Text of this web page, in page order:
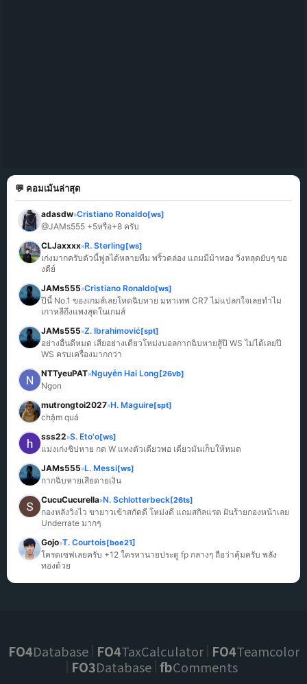
💬 คอมเม้นล่าสุด
adasdw»Cristiano Ronaldo[ws]
@JAMs555 +5หรือ+8 ครับ
CLJaxxxx»R. Sterling[ws]
เก่งมากครับตัวนี้ฟูลได้หลายทีม พริ้วคล่อง แถมมีม้าทอง วิ่งหลุดยับๆ ขอ
งดีย์
JAMs555»Cristiano Ronaldo[ws]
ปีนี้ No.1 ของเกมส์เลยโหดฉิบหาย มหาเทพ CR7 ไม่แปลกใจเลยทำไม
เกาหลีถึงแพงสุดในเกมส์
JAMs555»Z. Ibrahimović[spt]
อย่างอื่นดีหมด เสียอย่างเดียวโหม่งบอลกากฉิบหายสู้ปี WS ไม่ได้เลยปี
WS ครบเครื่องมากกว่า
NTTyeuPAT»Nguyễn Hai Long[26vb]
Ngon
mutrongtoi2027»H. Maguire[spt]
chậm quá
sss22»S. Eto'o[ws]
แม่งเก่งชิปหาย กด W แทงตัวเดียวพอ เดี๋ยวมันเก็บให้หมด
JAMs555»L. Messi[ws]
กากฉิบหายเสียดายเงิน
CucuCucurella»N. Schlotterbeck[26ts]
กองหลังวิ่งไว ขายาวเข้าสกัดดี โหม่งดี แถมสกิลแรด ฝันร้ายกองหน้าเลย
Underrate มากๆ
Gojo»T. Courtois[boe21]
โครตเซฟเลยครับ +12 ใครหานายประตู fp กลางๆ ถือว่าคุ้มครับ พลัง
ทองด้วย
FO4Database FO4TaxCalculator FO4Teamcolor
FO3Database fbComments